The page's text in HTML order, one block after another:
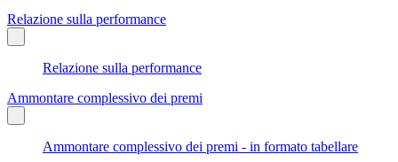
Relazione sulla performance
Relazione sulla performance
Ammontare complessivo dei premi
Ammontare complessivo dei premi - in formato tabellare